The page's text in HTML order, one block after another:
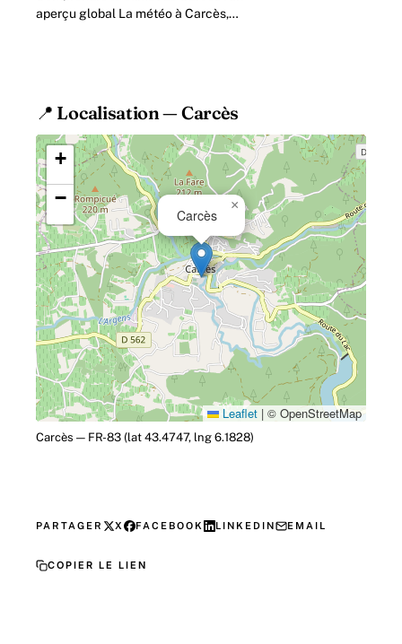
aperçu global La météo à Carcès,
📍 Localisation — Carcès
Carcès
×
+
−
Leaflet | © OpenStreetMap
Carcès — FR-83 (lat 43.4747, lng 6.1828)
PARTAGER X FACEBOOK LINKEDIN EMAIL
COPIER LE LIEN